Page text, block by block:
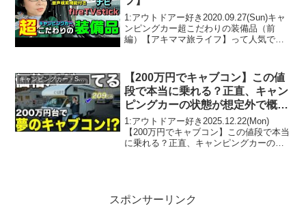
1:アウトドアー好き2020.09.27(Sun)キャ
ンピングカー超こだわりの装備品（前
編）【アキママ旅ライフ】って人気で話
目です！3:アウトドアー好...
キャンピングカー・SUV人気車種
【200万円でキャブコン】この値
段で本当に乗れる？正直、キャン
ピングカーの状態が想定外で概念
崩壊です。
1:アウトドアー好き2025.12.22(Mon)
【200万円でキャブコン】この値段で本当
に乗れる？正直、キャンピングカーの状
スポンサーリンク